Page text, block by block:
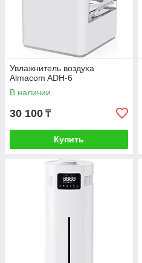
Увлажнитель воздуха
Almacom ADH-6
В наличии
30 100 ₸
Купить